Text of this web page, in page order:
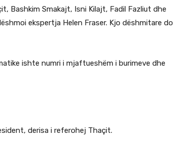
Bashkim Smakajt, Isni Kilajt, Fadil Fazliut dhe
ekspertja Helen Fraser. Kjo dëshmitare do
ishte numri i mjaftueshëm i burimeve dhe
derisa i referohej Thaçit.